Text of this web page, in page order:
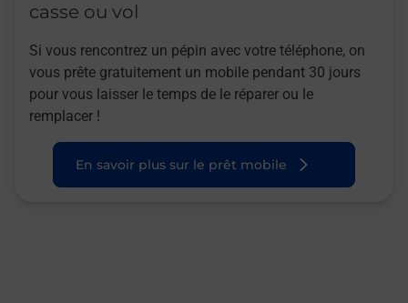
casse ou vol
Si vous rencontrez un pépin avec votre téléphone, on
vous prête gratuitement un mobile pendant 30 jours
pour vous laisser le temps de le réparer ou le
remplacer !
En savoir plus sur le prêt mobile